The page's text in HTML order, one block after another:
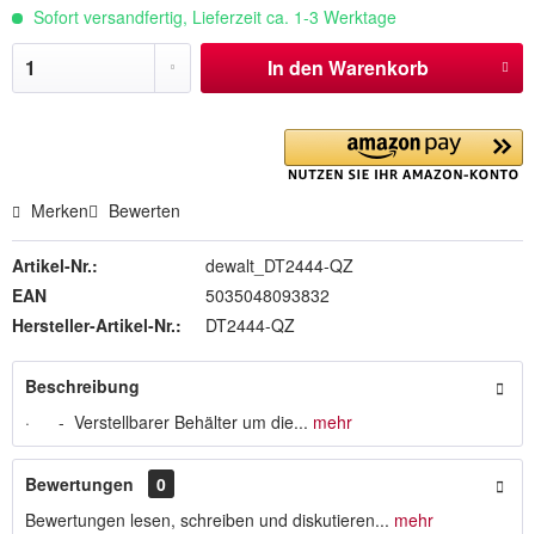
Sofort versandfertig, Lieferzeit ca. 1-3 Werktage
In den Warenkorb
Merken Bewerten
Artikel-Nr.:
dewalt_DT2444-QZ
EAN
5035048093832
Hersteller-Artikel-Nr.:
DT2444-QZ
Beschreibung
· - Verstellbarer Behälter um die... mehr
Bewertungen
0
Bewertungen lesen, schreiben und diskutieren... mehr